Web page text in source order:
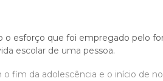
esforço que foi empregado pelo
escolar de uma pessoa.
fim da adolescência e o início de